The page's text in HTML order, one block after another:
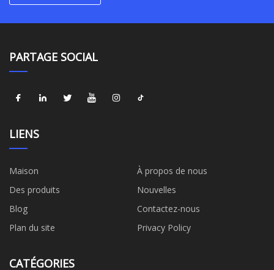
PARTAGE SOCIAL
LIENS
Maison
À propos de nous
Des produits
Nouvelles
Blog
Contactez-nous
Plan du site
Privacy Policy
CATÉGORIES